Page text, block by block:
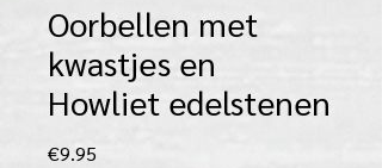
Oorbellen met
kwastjes en
Howliet edelstenen
€9.95